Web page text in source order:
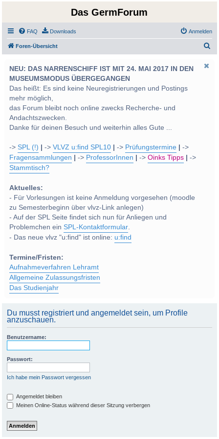
Das GermForum
FAQ Downloads Anmelden
Foren-Übersicht
NEU: DAS NARRENSCHIFF IST MIT 24. MAI 2017 IN DEN
MUSEUMSMODUS ÜBERGEGANGEN
Das heißt: Es sind keine Neuregistrierungen und Postings
mehr möglich,
das Forum bleibt noch online zwecks Recherche- und
Andachtszwecken.
Danke für deinen Besuch und weiterhin alles Gute ...
->SPL (!) ->VLVZ u:find SPL10 -> Prüfungstermine
->
Fragensammlungen
-> ProfessorInnen ->Oinks Tipps
->
Stammtisch?
Aktuelles:
- Für Vorlesungen ist keine Anmeldung vorgesehen (moodle
zu Semesterbeginn über vlvz-Link anlegen)
- Auf der SPL Seite findet sich nun für Anliegen und
Problemchen einSPL-Kontaktformular.
- Das neue vlvz "u:find" ist online: u:find
Termine/Fristen:
Aufnahmeverfahren Lehramt
Allgemeine Zulassungsfristen
Das Studienjahr
Du musst registriert und angemeldet sein, um Profile
anzuschauen.
Benutzername:
Passwort:
Ich habe mein Passwort vergessen
Angemeldet bleiben
Meinen Online-Status während dieser Sitzung verbergen